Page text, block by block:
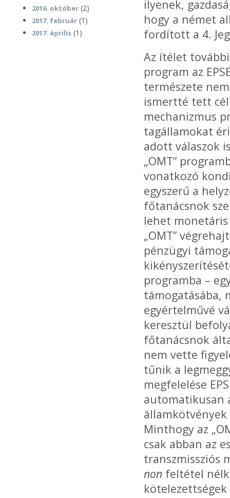
2016. október (2)
2017. február (1)
2017. április (1)
ilyenek,
hogy a német
fordított a 4.
Az ítélet további
program az
természete
ismertté tett
mechanizmus
tagállamokat
adott válaszok
„OMT”
vonatkozó
egyszerű a
főtanácsnok
lehet monetáris
„OMT”
pénzügyi
programba –
támogatásába,
egyértelművé
keresztül
főtanácsnok
nem vette
tűnik a
megfelelése
automatikusan
államkötvények
Minthogy az
csak abban az
transzmissziós
non feltétel